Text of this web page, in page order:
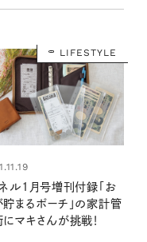
LIFESTYLE
ネル1月号増刊付録「お
まるポーチ」の家計管
マキさんが挑戦！